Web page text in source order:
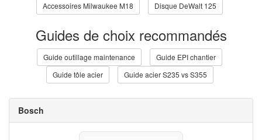
Accessoires Milwaukee M18
Disque DeWalt 125
Guides de choix recommandés
Guide outillage maintenance
Guide EPI chantier
Guide tôle acier
Guide acier S235 vs S355
Bosch